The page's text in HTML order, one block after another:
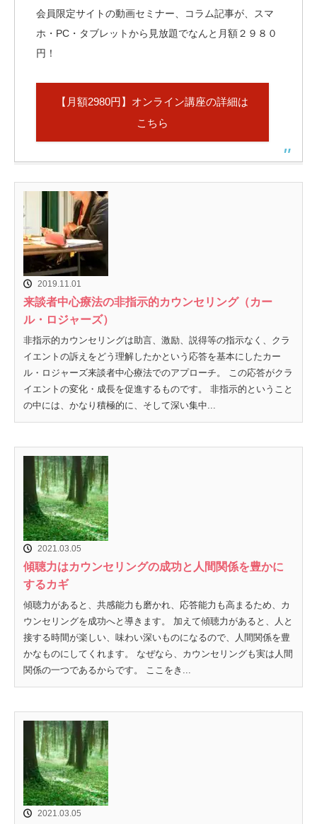
会員限定サイトの動画セミナー、コラム記事が、スマ
ホ・PC・タブレットから見放題でなんと月額２９８０
円！
【月額2980円】オンライン講座の詳細は
こちら
2019.11.01
来談者中心療法の非指示的カウンセリング（カー
ル・ロジャーズ）
非指示的カウンセリングは助言、激励、説得等の指示なく、クラ
イエントの訴えをどう理解したかという応答を基本にしたカー
ル・ロジャーズ来談者中心療法でのアプローチ。 この応答がクラ
イエントの変化・成長を促進するものです。 非指示的ということ
の中には、かなり積極的に、そして深い集中...
2021.03.05
傾聴力はカウンセリングの成功と人間関係を豊かに
するカギ
傾聴力があると、共感能力も磨かれ、応答能力も高まるため、カ
ウンセリングを成功へと導きます。 加えて傾聴力があると、人と
接する時間が楽しい、味わい深いものになるので、人間関係を豊
かなものにしてくれます。 なぜなら、カウンセリングも実は人間
関係の一つであるからです。 ここをき...
2021.03.05